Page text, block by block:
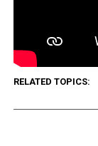
RELATED TOPICS: